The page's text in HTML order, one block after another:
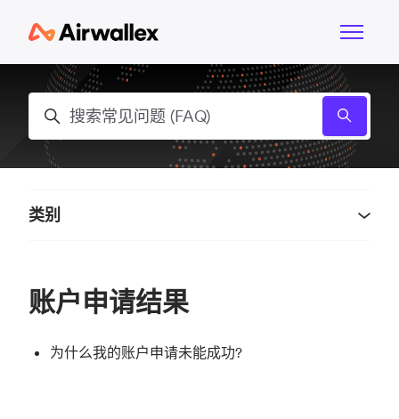
切换导
搜索
账户申请结果
为什么我的账户申请未能成功?
类别